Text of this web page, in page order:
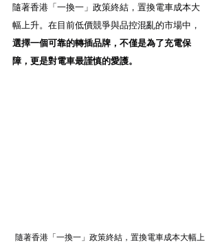
隨著香港「一換一」政策終結，置換電車成本大
幅上升。在目前低價競爭與品控混亂的市場中，
選擇一個可靠的轉插品牌，不僅是為了充電保
障，更是對電車最謹慎的愛護。
隨著香港「一換一」政策終結，置換電車成本大幅上